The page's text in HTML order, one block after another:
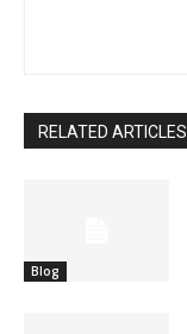
RELATED ARTICLES
Blog